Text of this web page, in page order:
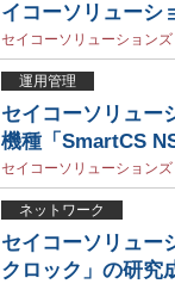
イコーソリューシ
セイコーソリューションズ
運用管理
セイコーソリュー
機種「SmartCS
セイコーソリューションズ
ネットワーク
セイコーソリュー
クロック」の研究